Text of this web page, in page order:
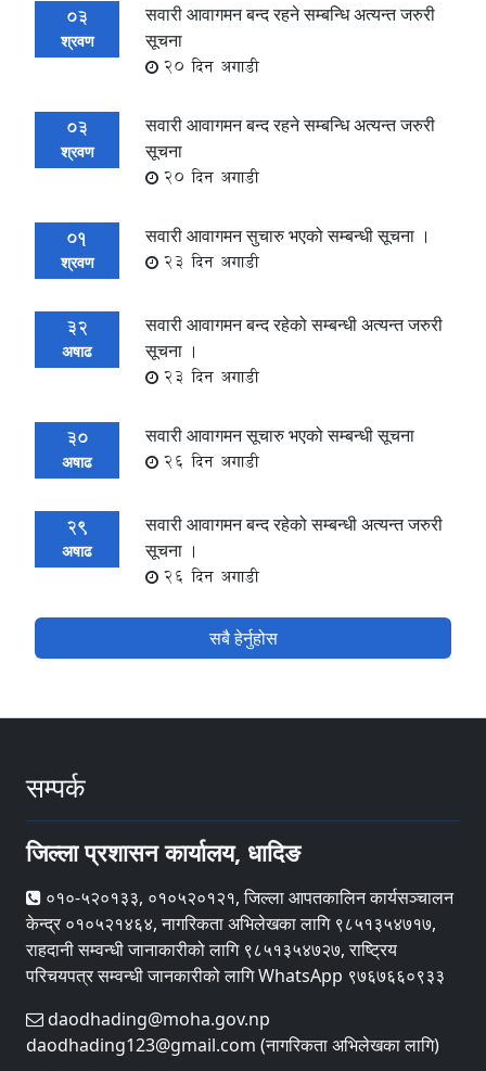
03
श्रवण
सवारी आवागमन बन्द रहने सम्बन्धि अत्यन्त जरुरी
सूचना
20 दिन अगाडी
03
श्रवण
सवारी आवागमन बन्द रहने सम्बन्धि अत्यन्त जरुरी
सूचना
20 दिन अगाडी
01
श्रवण
सवारी आवागमन सुचारु भएको सम्बन्धी सूचना ।
23 दिन अगाडी
32
अषाढ
सवारी आवागमन बन्द रहेको सम्बन्धी अत्यन्त जरुरी
सूचना ।
23 दिन अगाडी
30
अषाढ
सवारी आवागमन सूचारु भएको सम्बन्धी सूचना
26 दिन अगाडी
29
अषाढ
सवारी आवागमन बन्द रहेको सम्बन्धी अत्यन्त जरुरी
सूचना ।
26 दिन अगाडी
सबै हेर्नुहोस
सम्पर्क
जिल्ला प्रशासन कार्यालय, धादिङ
०१०-५२०१३३, ०१०५२०१२१, जिल्ला आपतकालिन कार्यसञ्चालन
केन्द्र ०१०५२१४६४, नागरिकता अभिलेखका लागि ९८५१३५४७१७,
राहदानी सम्वन्धी जानाकारीको लागि ९८५१३५४७२७, राष्ट्रिय
परिचयपत्र सम्वन्धी जानकारीको लागि WhatsApp ९७६७६६०९३३
daodhading@moha.gov.np
daodhading123@gmail.com (नागरिकता अभिलेखका लागि)